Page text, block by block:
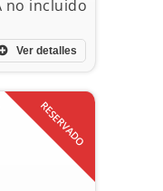
Ver detalles
RESERVADO